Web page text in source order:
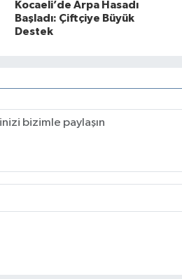
Kocaeli’de Arpa Hasadı
Başladı: Çiftçiye Büyük
Destek